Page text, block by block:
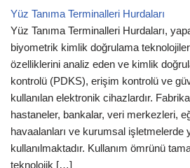
Yüz Tanıma Terminalleri Hurdaları
Yüz Tanıma Terminalleri Hurdaları,
biyometrik kimlik doğrulama
özelliklerini analiz eden ve kimlik
kontrolü (PDKS), erişim kontrolü ve
kullanılan elektronik cihazlardır.
hastaneler, bankalar, veri merkezleri,
havaalanları ve kurumsal işletmelerde
kullanılmaktadır. Kullanım ömrünü
teknolojik […]